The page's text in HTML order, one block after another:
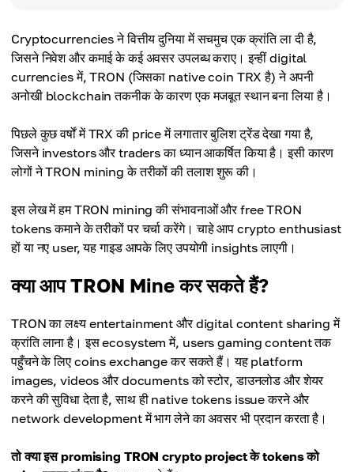
Cryptocurrencies ने वित्तीय दुनिया में सचमुच एक क्रांति ला दी है,
जिसने निवेश और कमाई के कई अवसर उपलब्ध कराए। इन्हीं digital
currencies में, TRON (जिसका native coin TRX है) ने अपनी
अनोखी blockchain तकनीक के कारण एक मजबूत स्थान बना लिया है।
पिछले कुछ वर्षों में TRX की price में लगातार बुलिश ट्रेंड देखा गया है,
जिसने investors और traders का ध्यान आकर्षित किया है। इसी कारण
लोगों ने TRON mining के तरीकों की तलाश शुरू की।
इस लेख में हम TRON mining की संभावनाओं और free TRON
tokens कमाने के तरीकों पर चर्चा करेंगे। चाहे आप crypto enthusiast
हों या नए user, यह गाइड आपके लिए उपयोगी insights लाएगी।
क्या आप TRON Mine कर सकते हैं?
TRON का लक्ष्य entertainment और digital content sharing में
क्रांति लाना है। इस ecosystem में, users gaming content तक
पहुँचने के लिए coins exchange कर सकते हैं। यह platform
images, videos और documents को स्टोर, डाउनलोड और शेयर
करने की सुविधा देता है, साथ ही native tokens issue करने और
network development में भाग लेने का अवसर भी प्रदान करता है।
तो क्या इस promising TRON crypto project के tokens को